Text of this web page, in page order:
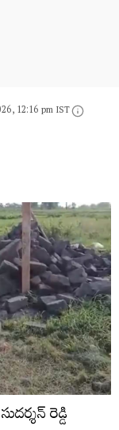
12:16 pm IST
రెడ్డి